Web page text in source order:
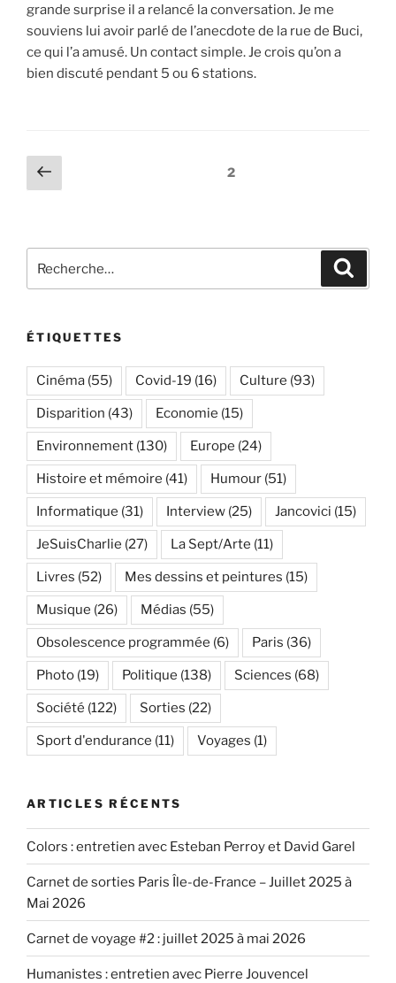
grande surprise il a relancé la conversation. Je me
souviens lui avoir parlé de l’anecdote de la rue de Buci,
ce qui l’a amusé. Un contact simple. Je crois qu’on a
bien discuté pendant 5 ou 6 stations.
Navigation
des
Page
précédente
Page2
pour
ÉTIQUETTES
Cinéma (55) Covid-19 (16) Culture (93)
Disparition (43) Economie (15)
Environnement (130) Europe (24)
Histoire et mémoire (41) Humour (51)
Informatique (31) Interview (25) Jancovici (15)
JeSuisCharlie (27) La Sept/Arte (11)
Livres (52) Mes dessins et peintures (15)
Musique (26) Médias (55)
Obsolescence programmée (6) Paris (36)
Photo (19) Politique (138) Sciences (68)
Société (122) Sorties (22)
Sport d'endurance (11) Voyages (1)
ARTICLES RÉCENTS
Colors : entretien avec Esteban Perroy et David Garel
Carnet de sorties Paris Île-de-France – Juillet 2025 à
Mai 2026
Carnet de voyage #2 : juillet 2025 à mai 2026
Humanistes : entretien avec Pierre Jouvencel